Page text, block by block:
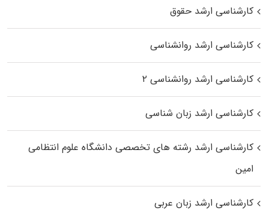
کارشناسی ارشد حقوق
کارشناسی ارشد روانشناسی
کارشناسی ارشد روانشناسی ۲
کارشناسی ارشد زبان شناسی
کارشناسی ارشد رﺷﺘﻪ ﻫﺎی تخصصی داﻧﺸﮕﺎه ﻋﻠﻮم انتظامی
اﻣﻴﻦ
کارشناسی ارشد زبان عربی